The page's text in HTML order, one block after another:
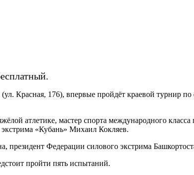
Красная, 176), впервые пройдёт краевой турнир
атлетике, мастер спорта международного класса
«Кубань» Михаил Кокляев.
президент Федерации силового экстрима
пройти пять испытаний.